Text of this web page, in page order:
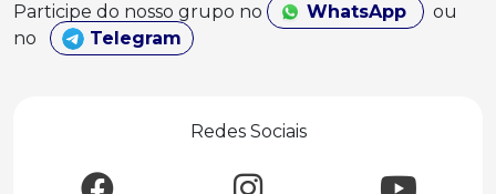
Participe do nosso grupo no WhatsApp
ou
no
Telegram
Redes Sociais